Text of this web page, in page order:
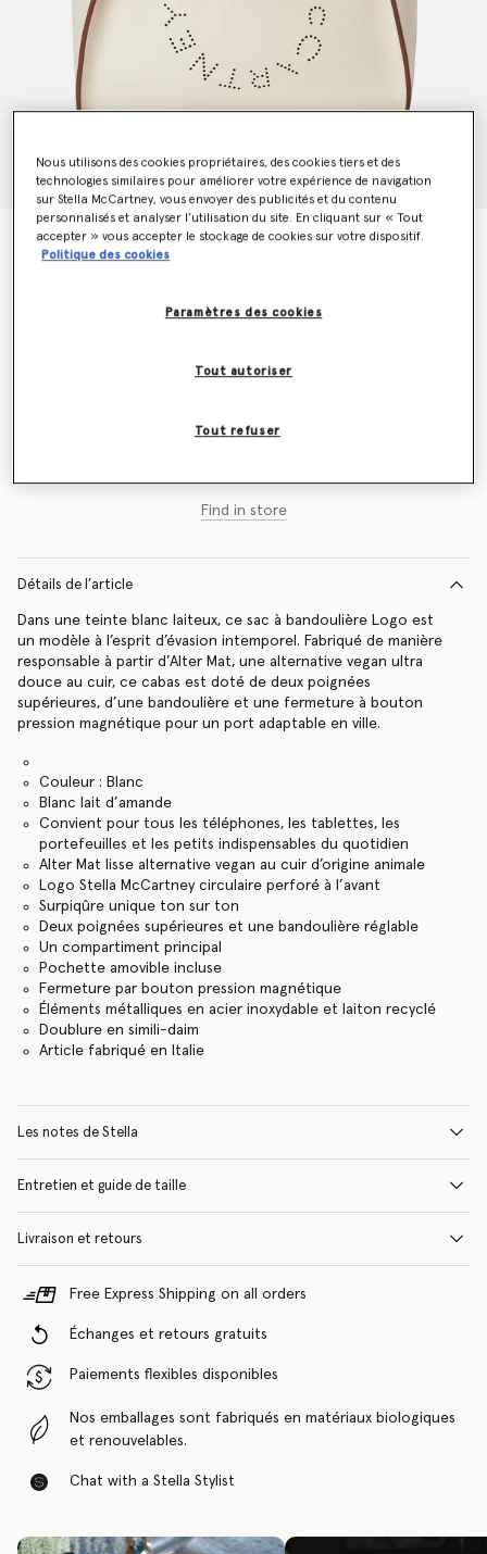
Cabas a bandouliere Logo
€895.00
Find in store
Détails de l’article
Dans une teinte blanc laiteux, ce sac à bandoulière Logo est
un modèle à l’esprit d’évasion intemporel. Fabriqué de manière
responsable à partir d’Alter Mat, une alternative vegan ultra
douce au cuir, ce cabas est doté de deux poignées
supérieures, d’une bandoulière et une fermeture à bouton
pression magnétique pour un port adaptable en ville.
Couleur : Blanc
Blanc lait d’amande
Convient pour tous les téléphones, les tablettes, les
portefeuilles et les petits indispensables du quotidien
Alter Mat lisse alternative vegan au cuir d’origine animale
Logo Stella McCartney circulaire perforé à l’avant
Surpiqûre unique ton sur ton
Deux poignées supérieures et une bandoulière réglable
Un compartiment principal
Pochette amovible incluse
Fermeture par bouton pression magnétique
Éléments métalliques en acier inoxydable et laiton recyclé
Doublure en simili-daim
Article fabriqué en Italie
Les notes de Stella
Entretien et guide de taille
Livraison et retours
Free Express Shipping on all orders
Échanges et retours gratuits
Paiements flexibles disponibles
Nos emballages sont fabriqués en matériaux biologiques
et renouvelables.
Chat with a Stella Stylist
Nous utilisons des cookies propriétaires, des cookies tiers et des
technologies similaires pour améliorer votre expérience de navigation
sur Stella McCartney, vous envoyer des publicités et du contenu
personnalisés et analyser l’utilisation du site. En cliquant sur « Tout
accepter » vous accepter le stockage de cookies sur votre dispositif.
Politique des cookies
Paramètres des cookies
Tout refuser
Tout autoriser